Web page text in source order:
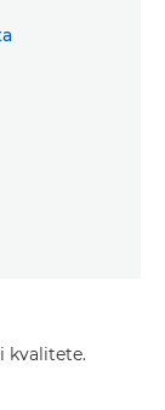
kvalitete.